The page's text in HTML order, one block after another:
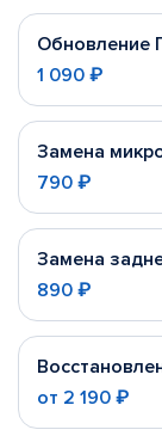
Обновление
1 090 ₽
Замена
790 ₽
Замена
890 ₽
от 2 190 ₽